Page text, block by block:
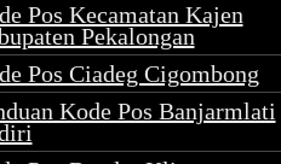
Pos Kecamatan Kajen
Pekalongan
Pos Ciadeg Cigombong
Kode Pos Banjarmlati